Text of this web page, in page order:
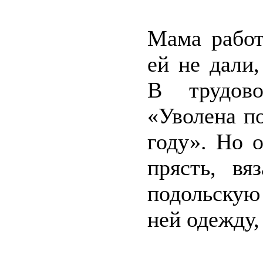
Мама
ей не
В
«Уволена
году». Но
прясть,
ней